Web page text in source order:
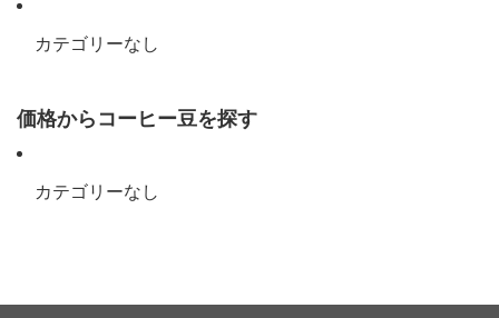
カテゴリーなし
価格からコーヒー豆を探す
カテゴリーなし